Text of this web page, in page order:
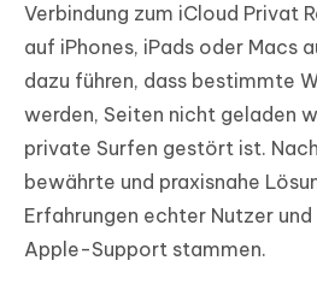
Verbindung zum iCloud Privat
auf iPhones, iPads oder Macs
dazu führen, dass bestimmte
werden, Seiten nicht geladen
private Surfen gestört ist.
bewährte und praxisnahe
Erfahrungen echter Nutzer und
Apple-Support stammen.